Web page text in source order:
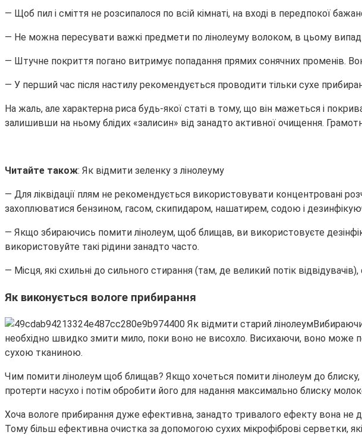
— Щоб пил і сміття не розсипалося по всій кімнаті, на вході в передпокої
— Не можна пересувати важкі предмети по лінолеуму волоком, в цьому
— Штучне покриття погано витримує попадання прямих сонячних променів.
— У перший час після настилу рекомендується проводити тільки сухе
На жаль, але характерна риса будь-якої статі в тому, що він мажеться і
залишивши на ньому блідих «залисин» від занадто активної очищення.
Читайте також: Як відмити зеленку з лінолеуму
— Для ліквідації плям не рекомендується використовувати концентровані
захоплюватися бензином, гасом, скипидаром, нашатирем, содою і
— Якщо збираючись помити лінолеум, щоб блищав, ви використовуєте
використовуйте такі рідини занадто часто.
— Місця, які схильні до сильного стирання (там, де великий потік
Як виконується вологе прибирання
необхідно швидко змити мило, поки воно не висохло. Висихаючи, воно може
сухою тканиною.
Чим помити лінолеум щоб блищав? Якщо хочеться помити лінолеум до блиску,
протерти насухо і потім обробити його для надання максимально блиску
Хоча вологе прибирання дуже ефективна, занадто тривалого ефекту вона не
Тому більш ефективна очистка за допомогою сухих мікрофіброві серветки,